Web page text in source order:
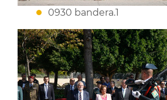
0930 bandera.1